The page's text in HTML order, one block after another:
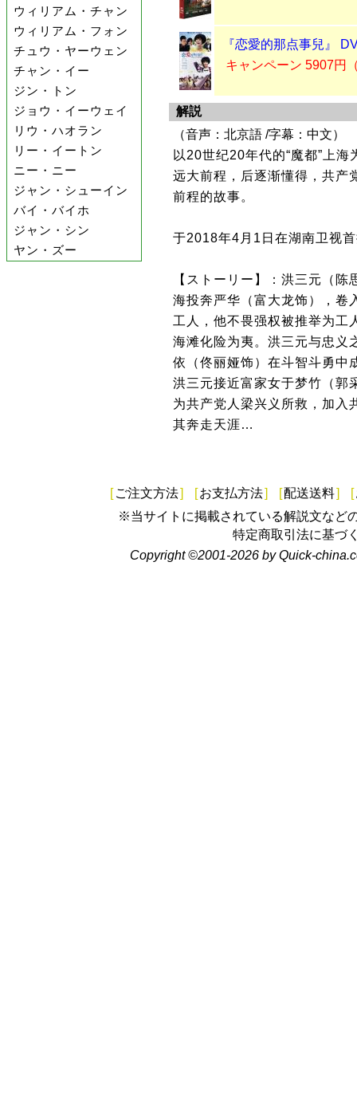
ウィリアム・チャン
ウィリアム・フォン
チュウ・ヤーウェン
チャン・イー
ジン・トン
ジョウ・イーウェイ
リウ・ハオラン
リー・イートン
ニー・ニー
ジャン・シューイン
バイ・バイホ
ジャン・シン
ヤン・ズー
『恋愛的那点事兒』
キャンペーン 5907円
解説
（音声：北京語 /字幕：中文）
以20世纪20年代的“魔都”上
远大前程，后逐渐懂得，共产
前程的故事。
于2018年4月1日在湖南卫视
【ストーリー】：洪三元（
海投奔严华（富大龙饰），卷
工人，他不畏强权被推举为工
海滩化险为夷。洪三元与忠义
依（佟丽娅饰）在斗智斗勇中
洪三元接近富家女于梦竹（郭
为共产党人梁兴义所救，加入
其奔走天涯…
[ ご注文方法] [お支払方法] [配送送料] [
※当サイトに掲載されている解説文など
特定商取引法に基づ
Copyright ©2001-2026 by Quick-